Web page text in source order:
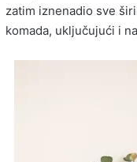
zatim iznenadio sve
komada, uključujući i